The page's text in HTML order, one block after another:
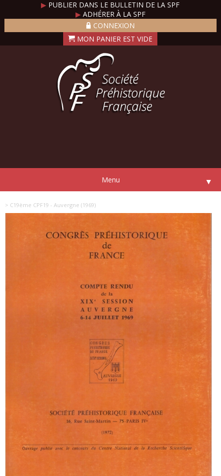
▶ PUBLIER DANS LE BULLETIN DE LA SPF
▶ADHÉRER À LA SPF
CONNEXION
Menu ▼
> C19ème CPF19 - Auvergne (1969)